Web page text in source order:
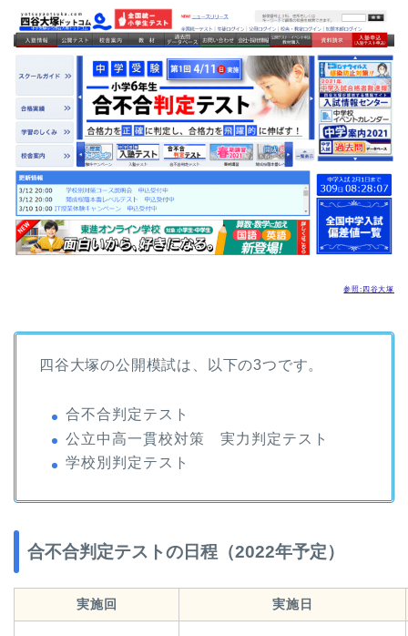
参照:四谷大塚
四谷大塚の公開模試は、以下の3つです。
合不合判定テスト
公立中高一貫校対策 実力判定テスト
学校別判定テスト
合不合判定テストの日程（2022年予定）
実施回 実施日